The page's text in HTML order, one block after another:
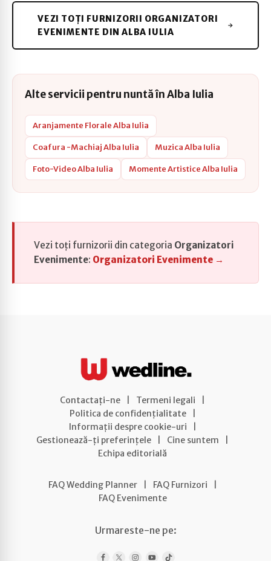
VEZI TOȚI FURNIZORII ORGANIZATORI
EVENIMENTE DIN ALBA IULIA
Alte servicii pentru nuntă în Alba Iulia
Aranjamente Florale Alba Iulia
Coafura -Machiaj Alba Iulia Muzica Alba Iulia
Foto-Video Alba Iulia Momente Artistice Alba Iulia
Vezi toți furnizorii din categoria Organizatori
Evenimente: Organizatori Evenimente →
Contactați-ne Termeni legali
Politica de confidențialitate
Informații despre cookie-uri
Gestionează-ți preferințele
Cine suntem
Echipa editorială
FAQ Wedding Planner FAQ Furnizori
FAQ Evenimente
Urmareste-ne pe: